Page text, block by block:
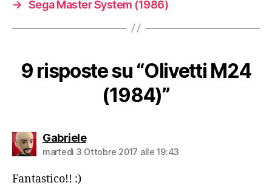
→ Sega Master System (1986)
9 risposte su “Olivetti M24
(1984)”
Gabrieledice:
martedì 3 Ottobre 2017 alle 19:43
Fantastico!! :)